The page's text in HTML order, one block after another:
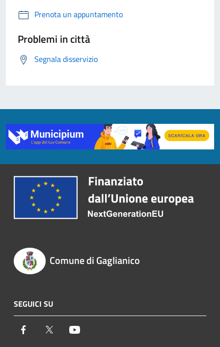
Prenota un appuntamento
Problemi in città
Segnala disservizio
Comune di Gaglianico
SEGUICI SU
Facebook Twitter